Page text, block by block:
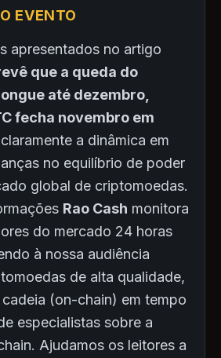
EVENTO
apresentados no artigo
que a queda do
até dezembro,
fecha novembro em
a dinâmica em
no equilíbrio de poder
global de criptomoedas.
Rao Cash monitora
do mercado 24 horas
à nossa audiência
de alta qualidade,
(on-chain) em tempo
especialistas sobre a
Ajudamos os leitores a